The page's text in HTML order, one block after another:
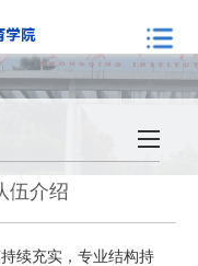
伍介绍
续充实，专业结构持